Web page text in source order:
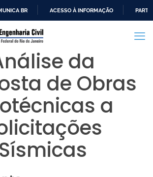
PARA
CONTEÚDO
BR ACESSO À INFORMAÇÃO
da
de Obras
a
Sísmicas